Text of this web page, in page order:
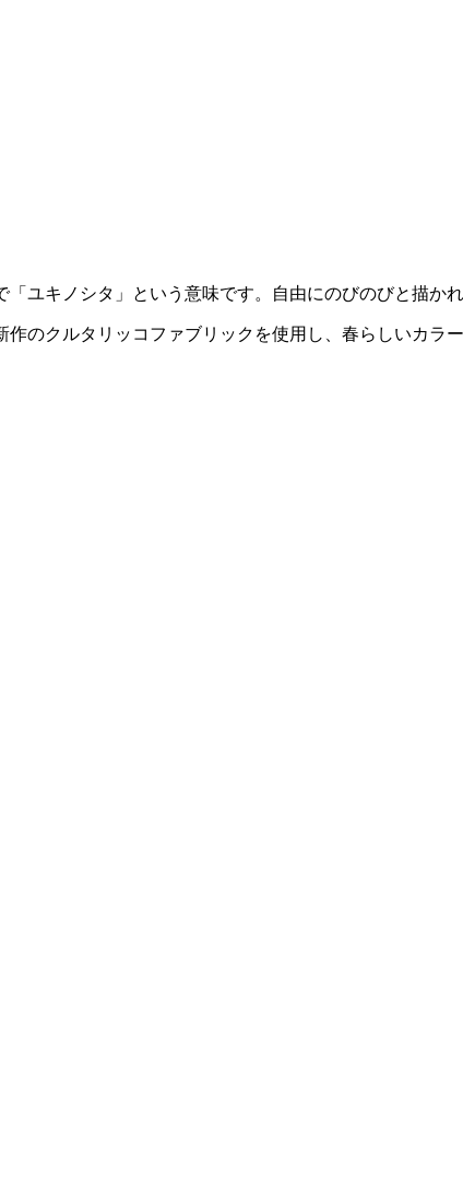
ユキノシタ」という意味です。自由にのびのびと描か
のクルタリッコファブリックを使用し、春らしいカラ